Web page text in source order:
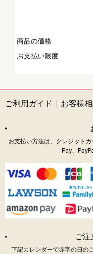
商品の価格
お支払い限度
ご利用ガイド お客様
お支払い方法は、クレジット
Pay、
ご注
下記カレンダーで赤字の日の